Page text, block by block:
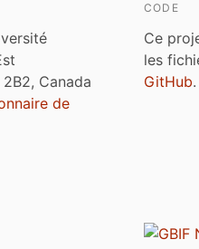
Canada
de
CODE
Ce
les
GitHub.